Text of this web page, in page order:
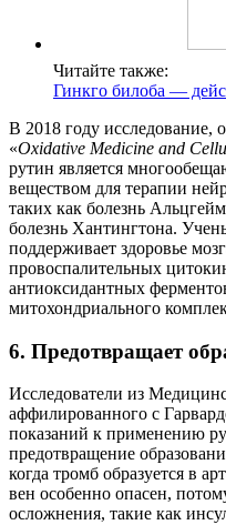
Читайте также:
Гинкго билоба —
В 2018 году исследование,
«Oxidative Medicine and
рутин является
веществом для терапии
таких как болезнь
болезнь Хантингтона.
поддерживает здоровье
провоспалительных
антиоксидантных
митохондриального
6. Предотвращает
Исследователи из
аффилированного с
показаний к применению
предотвращение
когда тромб образуется в
вен особенно опасен,
осложнения, такие как